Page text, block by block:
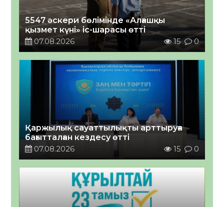
5547 әскери бөлімінде «Алғашқы
қызмет күні» іс-шарасы өтті
07.08.2026
15 0
Қаржылық сауаттылықты арттыруға
бағытталған кездесу өтті
07.08.2026
15 0